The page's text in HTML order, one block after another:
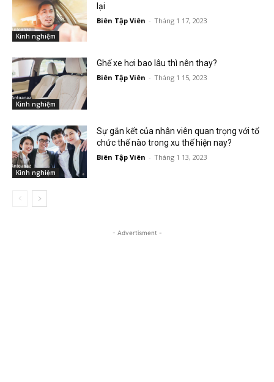
Kinh nghiệm
lại
Biên Tập Viên - Tháng 1 17, 2023
Kinh nghiệm
Ghế xe hơi bao lâu thì nên thay?
Biên Tập Viên - Tháng 1 15, 2023
Kinh nghiệm
Sự gắn kết của nhân viên quan trọng với tổ
chức thế nào trong xu thế hiện nay?
Biên Tập Viên - Tháng 1 13, 2023
- Advertisment -